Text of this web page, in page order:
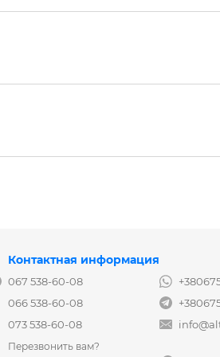
Контактная информация
067 538-60-08
066 538-60-08
073 538-60-08
Перезвонить вам?